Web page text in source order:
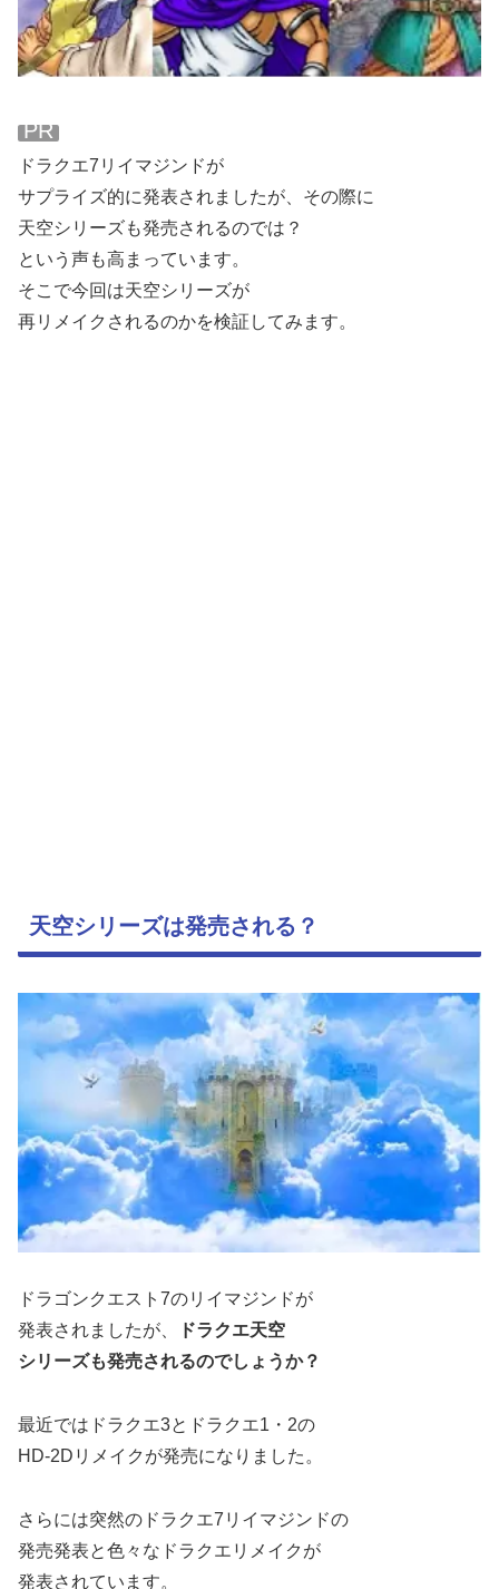
PR
ドラクエ7リイマジンドが
サプライズ的に発表されましたが、その際に
天空シリーズも発売されるのでは？
という声も高まっています。
そこで今回は天空シリーズが
再リメイクされるのかを検証してみます。
天空シリーズは発売される？
ドラゴンクエスト7のリイマジンドが
発表されましたが、
ドラクエ天空
シリーズも発売されるのでしょうか？
最近ではドラクエ3とドラクエ1・2の
HD-2Dリメイクが発売になりました。
さらには突然のドラクエ7リイマジンドの
発売発表と色々なドラクエリメイクが
発表されています。